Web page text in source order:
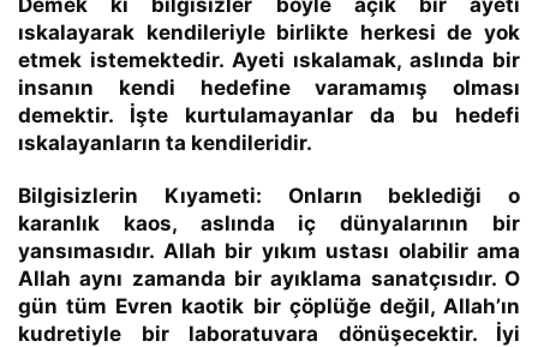
ıskalayarak kendileriyle birlikte herkesi de yok
etmek istemektedir. Ayeti ıskalamak, aslında bir
insanın kendi hedefine varamamış olması
demektir. İşte kurtulamayanlar da bu hedefi
ıskalayanların ta kendileridir.
Bilgisizlerin Kıyameti: Onların beklediği o
karanlık kaos, aslında iç dünyalarının bir
yansımasıdır. Allah bir yıkım ustası olabilir ama
Allah aynı zamanda bir ayıklama sanatçısıdır. O
gün tüm Evren kaotik bir çöplüğe değil, Allah’ın
kudretiyle bir laboratuvara dönüşecektir. İyi